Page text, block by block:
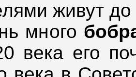
живут до
много
века его